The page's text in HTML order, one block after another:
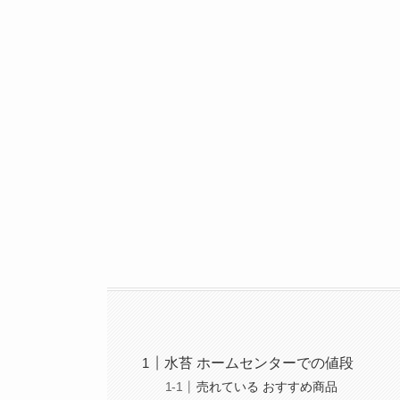
水苔 ホームセンターでの値段
売れている おすすめ商品